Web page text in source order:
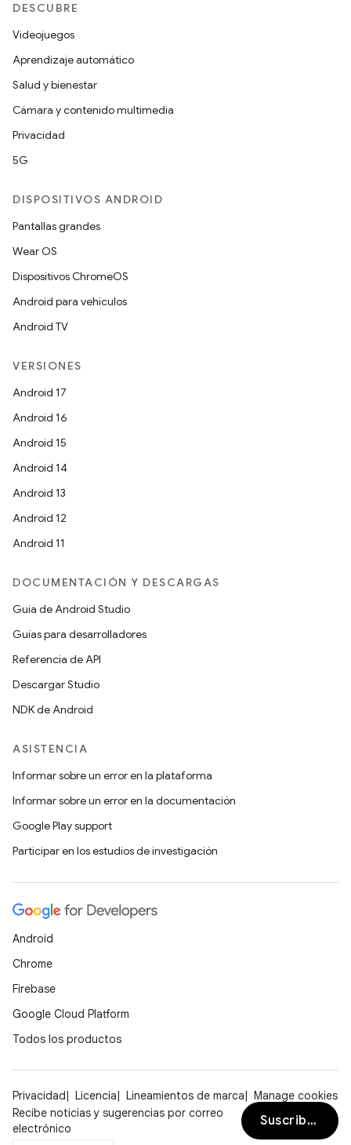
DESCUBRE
Videojuegos
Aprendizaje automático
Salud y bienestar
Cámara y contenido multimedia
Privacidad
5G
DISPOSITIVOS ANDROID
Pantallas grandes
Wear OS
Dispositivos ChromeOS
Android para vehículos
Android TV
VERSIONES
Android 17
Android 16
Android 15
Android 14
Android 13
Android 12
Android 11
DOCUMENTACIÓN Y DESCARGAS
Guía de Android Studio
Guías para desarrolladores
Referencia de API
Descargar Studio
NDK de Android
ASISTENCIA
Informar sobre un error en la plataforma
Informar sobre un error en la documentación
Google Play support
Participar en los estudios de investigación
Android
Chrome
Firebase
Google Cloud Platform
Todos los productos
Privacidad Licencia Lineamientos de marca
Manage cookies
Recibe noticias y sugerencias por correo
electrónico
Suscribirse